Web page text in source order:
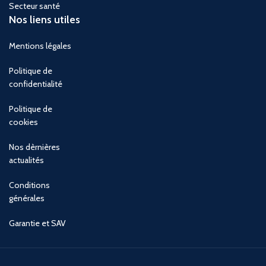
Secteur santé
Nos liens utiles
Mentions légales
Politique de
confidentialité
Politique de
cookies
Nos dèrnières
actualités
Conditions
générales
Garantie et SAV